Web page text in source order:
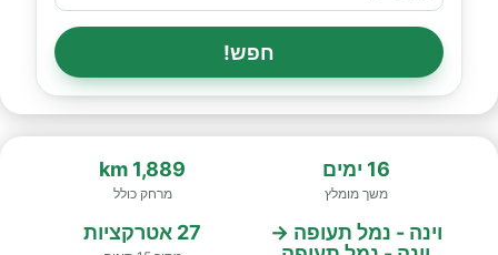
חפש!
16 ימים
משך מומלץ
1,889 km
מרחק כולל
וינה - נמל תעופה →
27 אטרקציות